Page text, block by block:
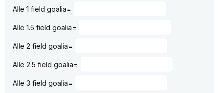
Alle 1 field goalia=
Alle 1.5 field goalia=
Alle 2 field goalia=
Alle 2.5 field goalia=
Alle 3 field goalia=